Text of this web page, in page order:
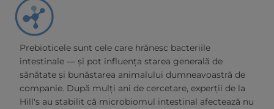
Prebioticele sunt cele care hrănesc bacteriile
intestinale — și pot influența starea generală de
sănătate și bunăstarea animalului dumneavoastră de
companie. După mulți ani de cercetare, experții de la
Hill's au stabilit că microbiomul intestinal afectează nu